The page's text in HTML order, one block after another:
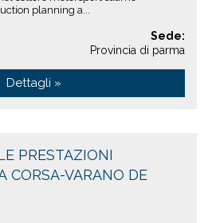
planning a...
Sede:
Provincia di parma
Dettagli »
PRESTAZIONI
CORSA-VARANO DE